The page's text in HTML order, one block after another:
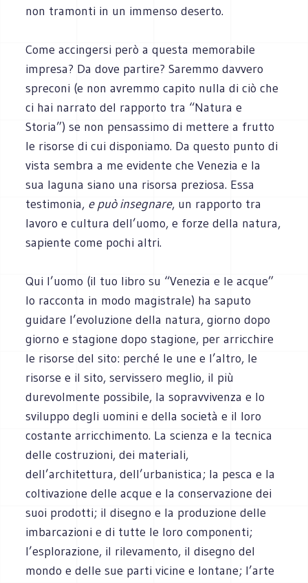
non tramonti in un immenso deserto.
Come accingersi però a questa memorabile
impresa? Da dove partire? Saremmo davvero
spreconi (e non avremmo capito nulla di ciò che
ci hai narrato del rapporto tra “Natura e
Storia”) se non pensassimo di mettere a frutto
le risorse di cui disponiamo. Da questo punto di
vista sembra a me evidente che Venezia e la
sua laguna siano una risorsa preziosa. Essa
testimonia, e può insegnare, un rapporto tra
lavoro e cultura dell’uomo, e forze della natura,
sapiente come pochi altri.
Qui l’uomo (il tuo libro su “Venezia e le acque”
lo racconta in modo magistrale) ha saputo
guidare l’evoluzione della natura, giorno dopo
giorno e stagione dopo stagione, per arricchire
le risorse del sito: perché le une e l’altro, le
risorse e il sito, servissero meglio, il più
durevolmente possibile, la sopravvivenza e lo
sviluppo degli uomini e della società e il loro
costante arricchimento. La scienza e la tecnica
delle costruzioni, dei materiali,
dell’architettura, dell’urbanistica; la pesca e la
coltivazione delle acque e la conservazione dei
suoi prodotti; il disegno e la produzione delle
imbarcazioni e di tutte le loro componenti;
l’esplorazione, il rilevamento, il disegno del
mondo e delle sue parti vicine e lontane; l’arte